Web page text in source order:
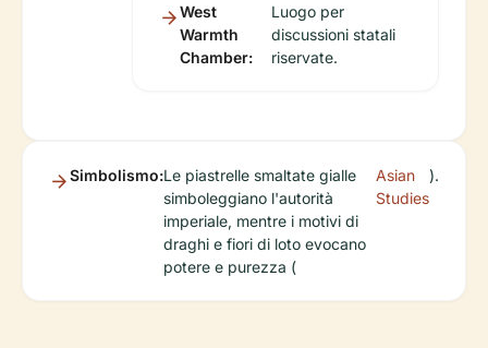
West
Warmth
Chamber:
Luogo per
discussioni statali
riservate.
Simbolismo:Le piastrelle smaltate gialle
simboleggiano l'autorità
imperiale, mentre i motivi di
draghi e fiori di loto evocano
potere e purezza (
Asian
Studies
).